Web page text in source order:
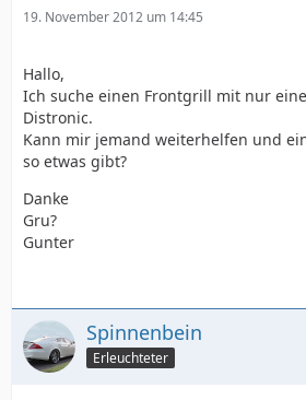
19. November 2012 um 14:45
Hallo,
Ich suche einen Frontgrill mit nur
Distronic.
Kann mir jemand weiterhelfen und
so etwas gibt?
Danke
Gru?
Gunter
Spinnenbein
Erleuchteter